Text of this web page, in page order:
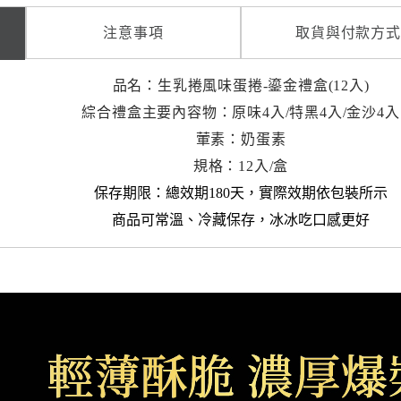
注意事項 取貨與付款方式
品名：生乳捲風味蛋捲-鎏金禮盒(12入)
綜合禮盒主要內容物：原味4入/特黑4入/金沙4入
葷素：奶蛋素
規格：12入/盒
保存期限：總效期180天， 實際效期依包裝所示
商品可常溫、冷藏保存，冰冰吃口感更好